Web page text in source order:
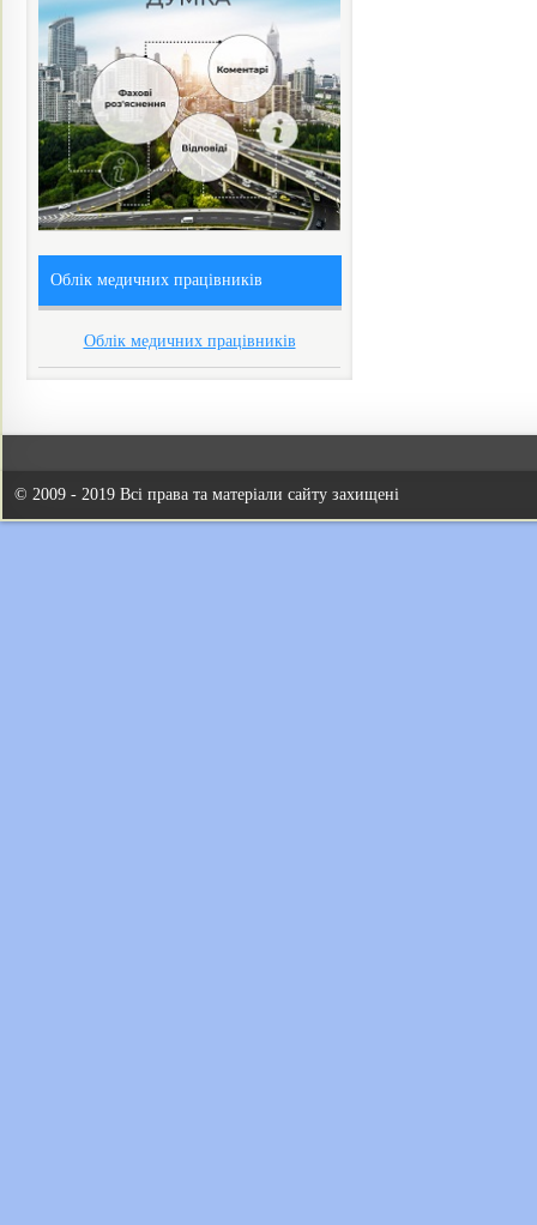
Облік медичних працівників
Облік медичних працівників
© 2009 - 2019 Всі права та матеріали сайту захищені